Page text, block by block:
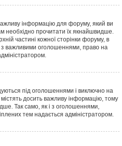
інформацію для форуму, який ви
необхідно прочитати їх якнайшвидше.
частині кожної сторінки форуму, в
з важливими оголошеннями, право на
під оголошеннями і виключно на
досить важливу інформацію, тому
Так само, як і з оголошеннями,
тем надається адміністратором.